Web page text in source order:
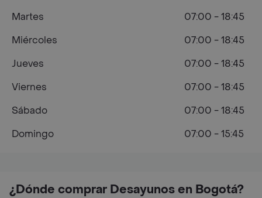
¿Dónde comprar Desayunos en Bogotá?
Martes
07:00 - 18:45
Miércoles
07:00 - 18:45
Jueves
07:00 - 18:45
Viernes
07:00 - 18:45
Sábado
07:00 - 18:45
Domingo
07:00 - 15:45